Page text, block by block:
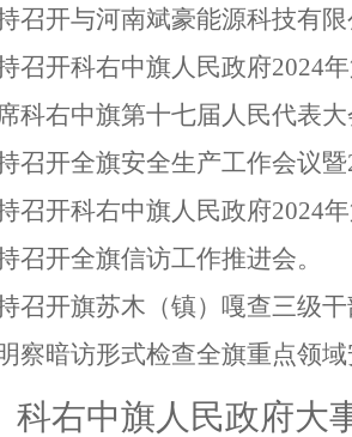
开与河南斌豪能源科技有限
开科右中旗人民政府2024
右中旗第十七届人民代表
开全旗安全生产工作会议暨
开科右中旗人民政府2024
召开全旗信访工作推进会。
开旗苏木（镇）嘎查三级干
暗访形式检查全旗重点领域
科右中旗人民政府大